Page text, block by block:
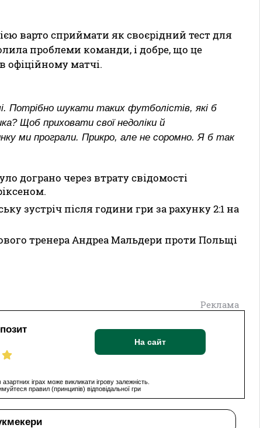
варто сприймати як своєрідний тест для
проблеми команди, і добре, що це
офіційному матчі.
Потрібно шукати таких футболістів, які б
Щоб приховати свої недоліки й
ми програли. Прикро, але не соромно. Я б так
дограно через втрату свідомості
зустріч після години гри за рахунку 2:1 на
тренера Андреа Мальдери проти Польщі
Реклама
На сайт
іграх може викликати ігрову залежність.
правил (принципів) відповідальної гри